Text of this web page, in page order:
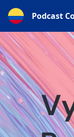
Podcast